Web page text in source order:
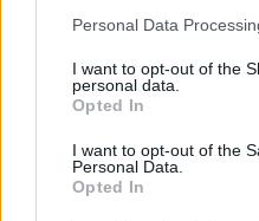
Personal Data
I want to opt-out of the
personal data.
Opted In
I want to opt-out of the
Personal Data.
Opted In
Últimas Notícias